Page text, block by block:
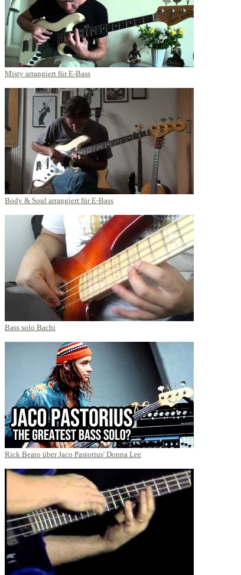
Misty arrangiert für E-Bass
Body & Soul arrangiert für E-Bass
Bass solo Bachi
Rick Beato über Jaco Pastorius' Donna Lee